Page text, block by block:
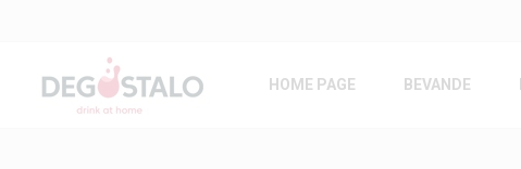
HOME PAGE BEVANDE